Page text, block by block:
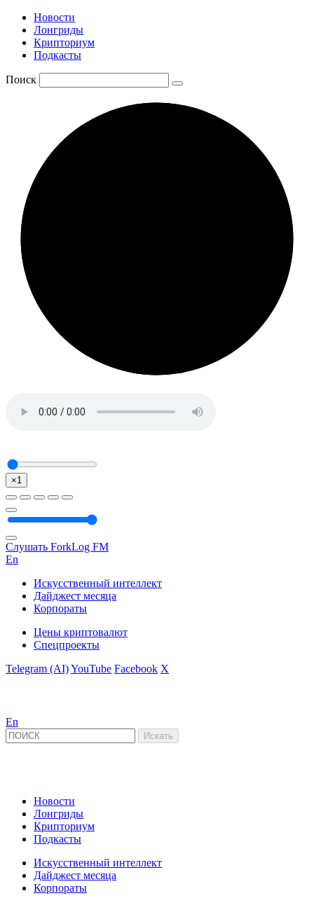
Новости
Лонгриды
Крипториум
Подкасты
Поиск
×1
Слушать ForkLog FM
En
Искусственный интеллект
Дайджест месяца
Корпораты
Цены криптовалют
Спецпроекты
Telegram (AI)YouTube Facebook X
En
Новости
Лонгриды
Крипториум
Подкасты
Искусственный интеллект
Дайджест месяца
Корпораты